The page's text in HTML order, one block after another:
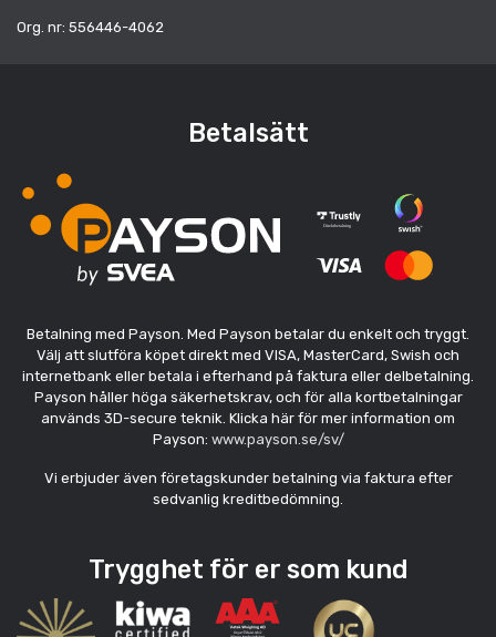
Org. nr: 556446-4062
Betalsätt
Betalning med Payson. Med Payson betalar du enkelt och tryggt.
Välj att slutföra köpet direkt med VISA, MasterCard, Swish och
internetbank eller betala i efterhand på faktura eller delbetalning.
Payson håller höga säkerhetskrav, och för alla kortbetalningar
används 3D-secure teknik. Klicka här för mer information om
Payson: www.payson.se/sv/
Vi erbjuder även företagskunder betalning via faktura efter
sedvanlig kreditbedömning.
Trygghet för er som kund